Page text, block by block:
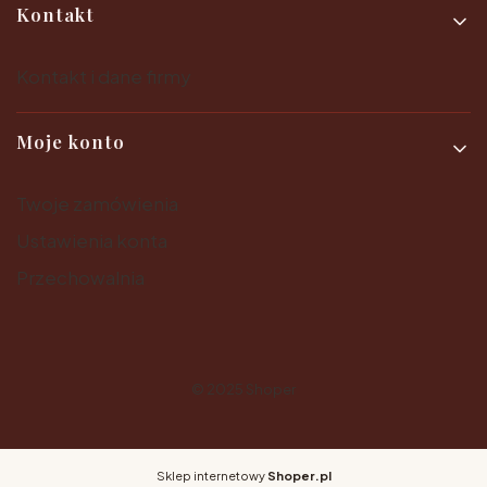
Kontakt
Moje konto
Sklep internetowy Shoper.pl